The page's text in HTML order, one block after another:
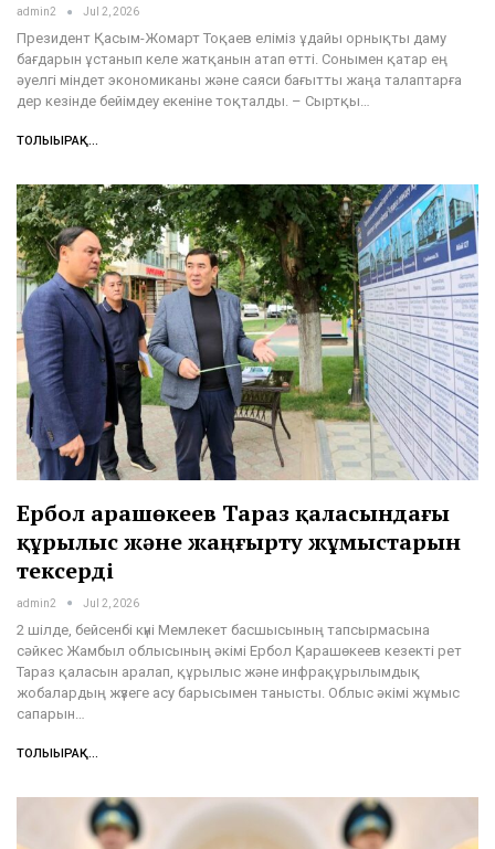
admin2 Jul 2, 2026
Президент Қасым-Жомарт Тоқаев еліміз ұдайы орнықты даму
бағдарын ұстанып келе жатқанын атап өтті. Сонымен қатар ең
әуелгі міндет экономиканы және саяси бағытты жаңа талаптарға
дер кезінде бейімдеу екеніне тоқталды. – Сыртқы…
ТОЛЫҒЫРАҚ...
Ербол Қарашөкеев Тараз қаласындағы
құрылыс және жаңғырту жұмыстарын
тексерді
admin2 Jul 2, 2026
2 шілде, бейсенбі күні Мемлекет басшысының тапсырмасына
сәйкес Жамбыл облысының әкімі Ербол Қарашөкеев кезекті рет
Тараз қаласын аралап, құрылыс және инфрақұрылымдық
жобалардың жүзеге асу барысымен танысты. Облыс әкімі жұмыс
сапарын…
ТОЛЫҒЫРАҚ...